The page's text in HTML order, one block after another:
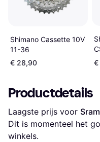
Shimano Cassette 10V
11-36
€ 28,90
€
Productdetails
Laagste prijs voor
Dit is momenteel het
winkels.